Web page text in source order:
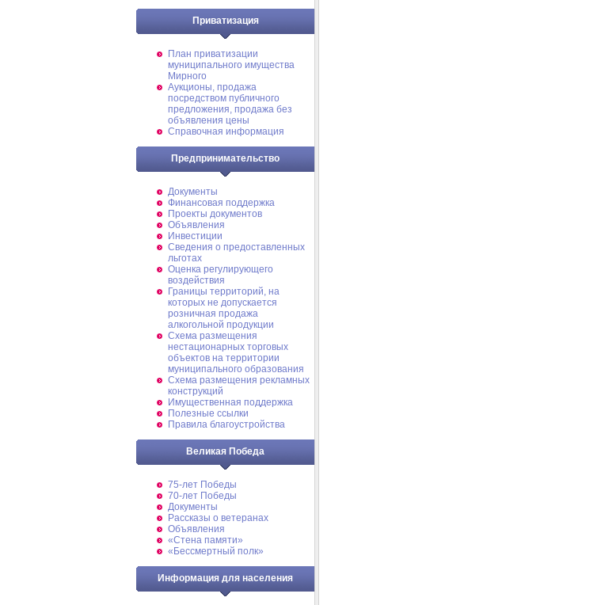
Приватизация
План приватизации
муниципального имущества
Мирного
Аукционы, продажа
посредством публичного
предложения, продажа без
объявления цены
Справочная информация
Предпринимательство
Документы
Финансовая поддержка
Проекты документов
Объявления
Инвестиции
Сведения о предоставленных
льготах
Оценка регулирующего
воздействия
Границы территорий, на
которых не допускается
розничная продажа
алкогольной продукции
Схема размещения
нестационарных торговых
объектов на территории
муниципального образования
Схема размещения рекламных
конструкций
Имущественная поддержка
Полезные ссылки
Правила благоустройства
Великая Победа
75-лет Победы
70-лет Победы
Документы
Рассказы о ветеранах
Объявления
«Стена памяти»
«Бессмертный полк»
Информация для населения